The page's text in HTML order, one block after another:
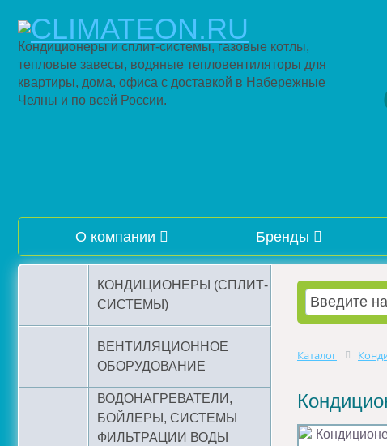
Кондиционеры и сплит-системы, газовые котлы,
тепловые завесы, водяные тепловентиляторы для
квартиры, дома, офиса с доставкой в Набережные
Челны и по всей России.
О компании Бренды
КОНДИЦИОНЕРЫ (СПЛИТ-
СИСТЕМЫ)
ВЕНТИЛЯЦИОННОЕ
ОБОРУДОВАНИЕ
ВОДОНАГРЕВАТЕЛИ,
БОЙЛЕРЫ, СИСТЕМЫ
ФИЛЬТРАЦИИ ВОДЫ
Каталог